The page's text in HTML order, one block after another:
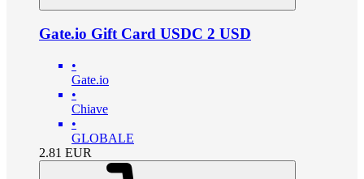
Gate.io Gift Card USDC 2 USD
•
Gate.io
•
Chiave
•
GLOBALE
2.81 EUR